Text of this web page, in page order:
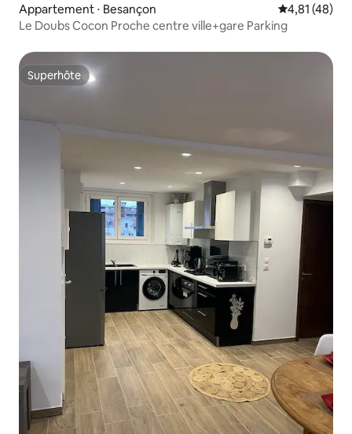
Appartement ⋅ Besançon Évaluation
4,81 (48)
Le Doubs Cocon Proche centre ville+gare Parking
Superhôte
Superhôte